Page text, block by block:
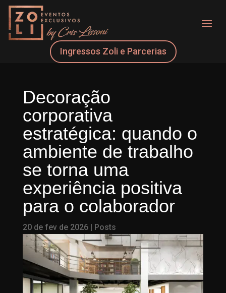
Ingressos Zoli e Parcerias
Decoração
corporativa
estratégica: quando o
ambiente de trabalho
se torna uma
experiência positiva
para o colaborador
20 de fev de 2026| Posts